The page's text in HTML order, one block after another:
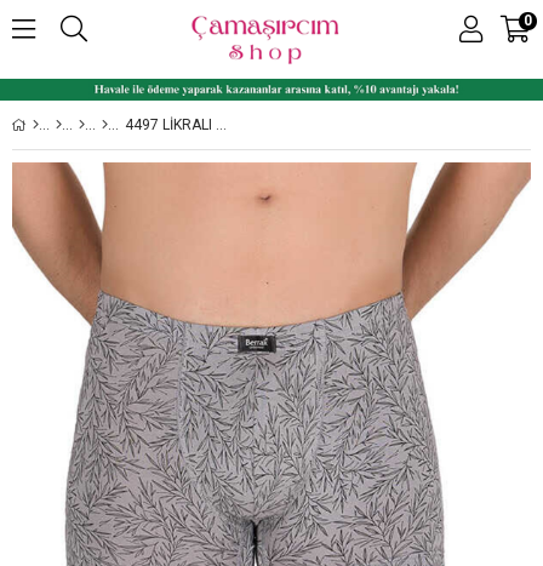
0
4497 LIKRALI MODAL İNCE BELLI DESENLI ERKEK BOXER